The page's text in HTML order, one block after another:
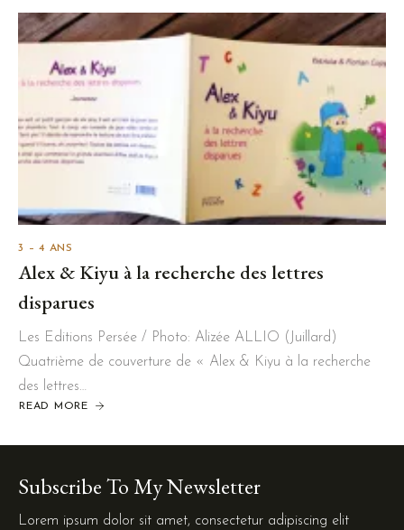
3 – 4 ANS
Alex & Kiyu à la recherche des lettres
disparues
Les Editions Persée / Photo: Alizée ALLIO (Juillard)
Quatrième de couverture de « Alex & Kiyu à la recherche
des lettres…
READ MORE
Subscribe To My Newsletter
Lorem ipsum dolor sit amet, consectetur adipiscing elit